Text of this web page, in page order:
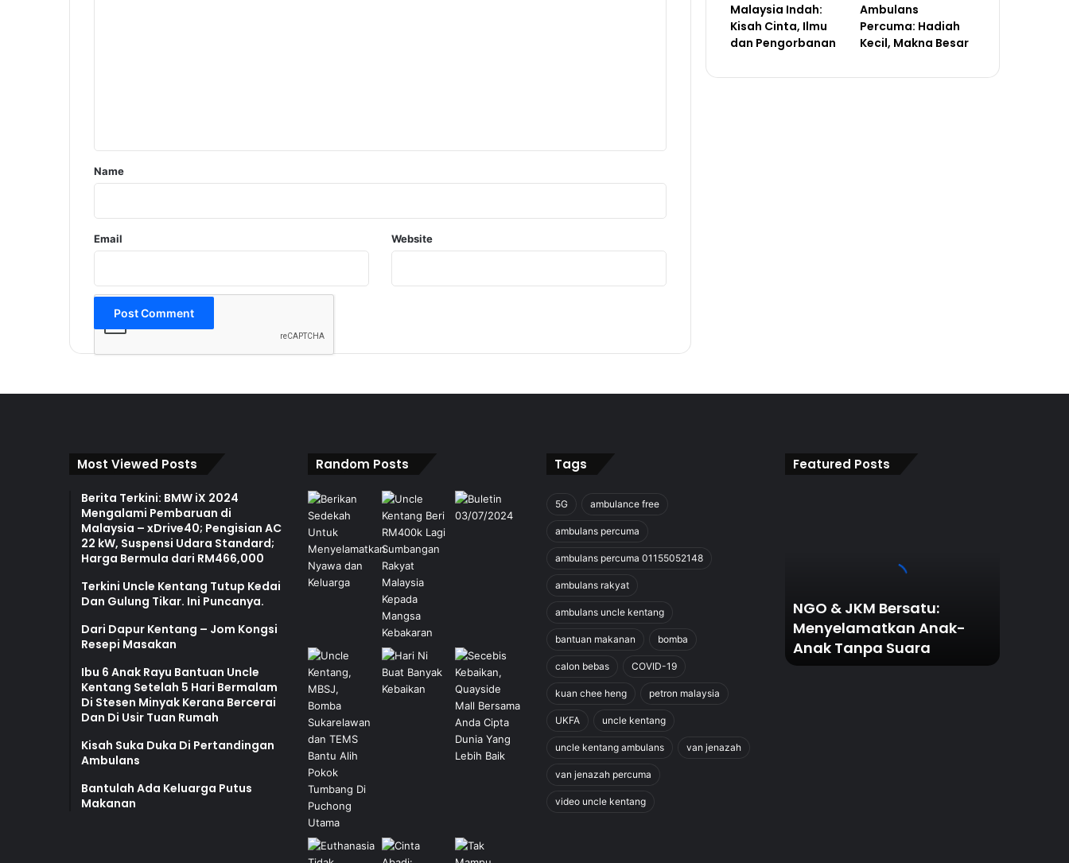
*
Name
Email Website
Malaysia Indah:
Kisah Cinta, Ilmu
dan Pengorbanan
Ambulans
Percuma: Hadiah
Kecil, Makna Besar
Most Viewed Posts
Berita Terkini: BMW iX 2024
Mengalami Pembaruan di
Malaysia – xDrive40; Pengisian AC
22 kW, Suspensi Udara Standard;
Harga Bermula dari RM466,000
Terkini Uncle Kentang Tutup Kedai
Dan Gulung Tikar. Ini Puncanya.
Dari Dapur Kentang – Jom Kongsi
Resepi Masakan
Ibu 6 Anak Rayu Bantuan Uncle
Kentang Setelah 5 Hari Bermalam
Di Stesen Minyak Kerana Bercerai
Dan Di Usir Tuan Rumah
Kisah Suka Duka Di Pertandingan
Ambulans
Bantulah Ada Keluarga Putus
Makanan
Random Posts Tags
5G ambulance free
ambulans percuma
ambulans percuma 01155052148
ambulans rakyat
ambulans uncle kentang
bantuan makanan bomba
calon bebas COVID-19
kuan chee heng petron malaysia
UKFA uncle kentang
uncle kentang ambulans van jenazah
van jenazah percuma
video uncle kentang
Featured Posts
Tanpa
Suara
NGO & JKM Bersatu:
Menyelamatkan Anak-
Anak Tanpa Suara